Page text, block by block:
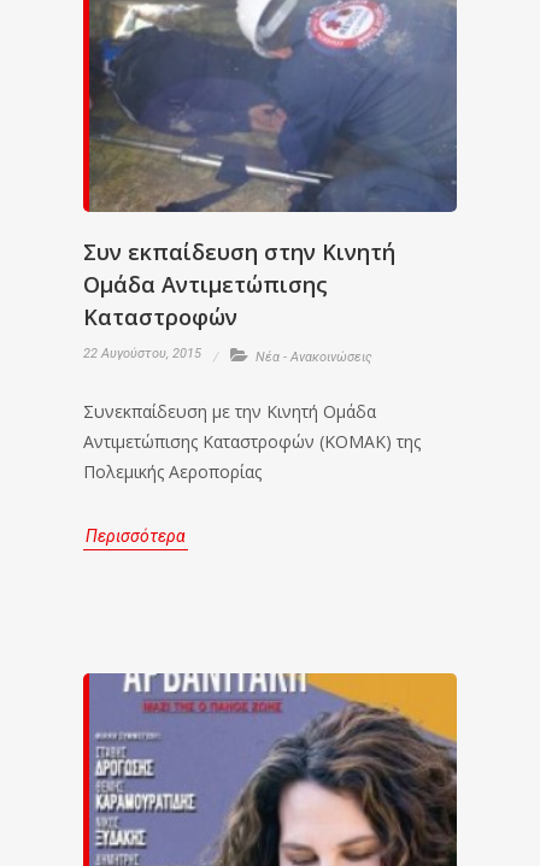
Συν εκπαίδευση στην Κινητή
Ομάδα Αντιμετώπισης
Καταστροφών
22 Αυγούστου, 2015 Νέα - Ανακοινώσεις
Συνεκπαίδευση με την Κινητή Ομάδα
Αντιμετώπισης Καταστροφών (ΚΟΜΑΚ) της
Πολεμικής Αεροπορίας
Περισσότερα